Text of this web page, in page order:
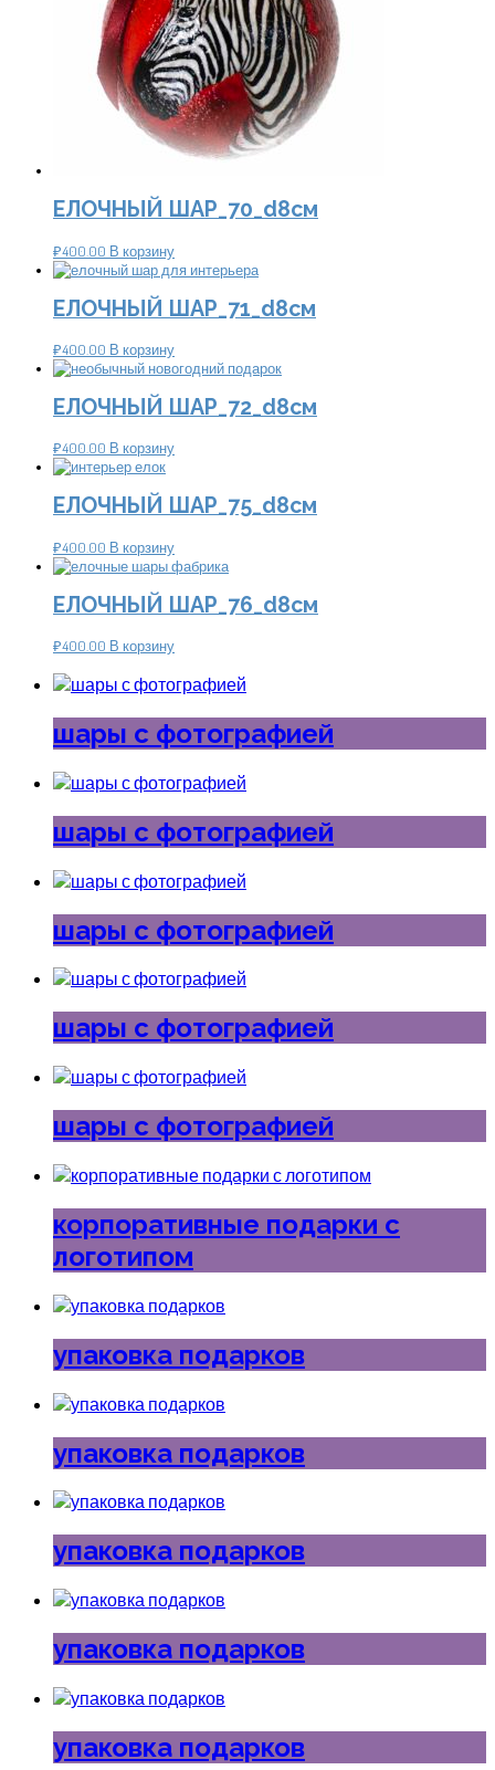
ЕЛОЧНЫЙ ШАР_70_d8см
₽400.00 В корзину
ЕЛОЧНЫЙ ШАР_71_d8см
₽400.00 В корзину
ЕЛОЧНЫЙ ШАР_72_d8см
₽400.00 В корзину
ЕЛОЧНЫЙ ШАР_75_d8см
₽400.00 В корзину
ЕЛОЧНЫЙ ШАР_76_d8см
₽400.00 В корзину
шары с фотографией
шары с фотографией
шары с фотографией
шары с фотографией
шары с фотографией
корпоративные подарки с
логотипом
упаковка подарков
упаковка подарков
упаковка подарков
упаковка подарков
упаковка подарков